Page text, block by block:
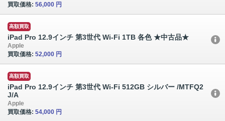
買取価格: 56,000 円
高額買取
iPad Pro 12.9インチ 第3世代 Wi-Fi 1TB 各色 ★中古品★
Apple
買取価格: 52,000 円
高額買取
iPad Pro 12.9インチ 第3世代 Wi-Fi 512GB シルバー /MTFQ2
J/A
Apple
買取価格: 54,000 円